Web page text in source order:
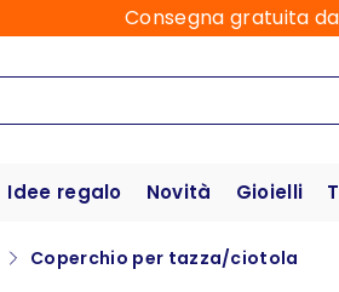
Consegna gratuita
Idee regalo Novità Gioielli
Coperchio per tazza/ciotola